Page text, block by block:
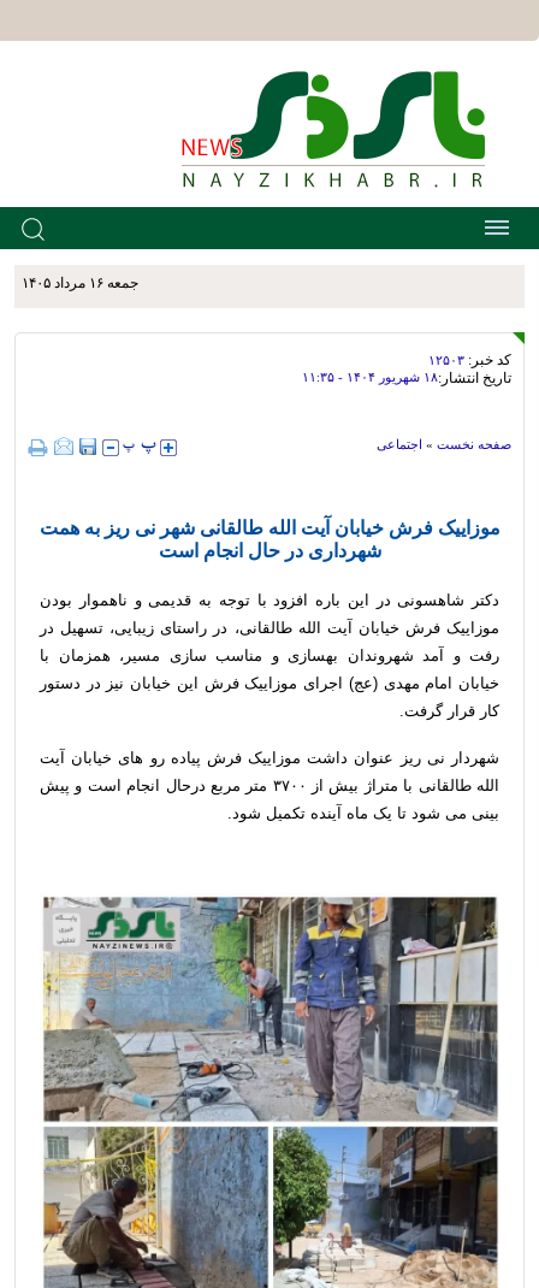
جمعه ۱۶ مرداد ۱۴۰۵
کد خبر: ۱۲۵۰۳
تاریخ انتشار:۱۸ شهريور ۱۴۰۴ - ۱۱:۳۵
صفحه نخست » اجتماعی
موزاییک فرش خیابان آیت الله طالقانی شهر نی ریز به همت
شهرداری در حال انجام است
دکتر شاهسونی در این باره افزود با توجه به قدیمی و ناهموار بودن
موزاییک فرش خیابان آیت الله طالقانی، در راستای زیبایی، تسهیل در
رفت و آمد شهروندان بهسازی و مناسب سازی مسیر، همزمان با
خیابان امام مهدی (عج) اجرای موزاییک فرش این خیابان نیز در دستور
کار قرار گرفت.
شهردار نی ریز عنوان داشت موزاییک فرش پیاده رو های خیابان آیت
الله طالقانی با متراژ بیش از ۳۷۰۰ متر مربع درحال انجام است و پیش
بینی می شود تا یک ماه آینده تکمیل شود.